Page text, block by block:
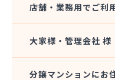
株式会社グリーンエ
株式会社サイサン
株式会社さかなや
店舗・業務用でご利
大家様・管理会社 様
分譲マンションにお